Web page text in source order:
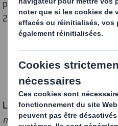
prix, permettant de
21 tonnes de CO₂ par an.
Londres, février 2021:Asda
million de pièces